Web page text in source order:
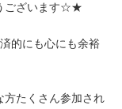
ございます☆★
的にも心にも余裕
方たくさん参加され